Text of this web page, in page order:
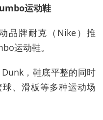
运动鞋
品牌耐克 （ Nike ）推
运动鞋。
Dunk ， 鞋底平整的同时
球、 滑板等多种运动场